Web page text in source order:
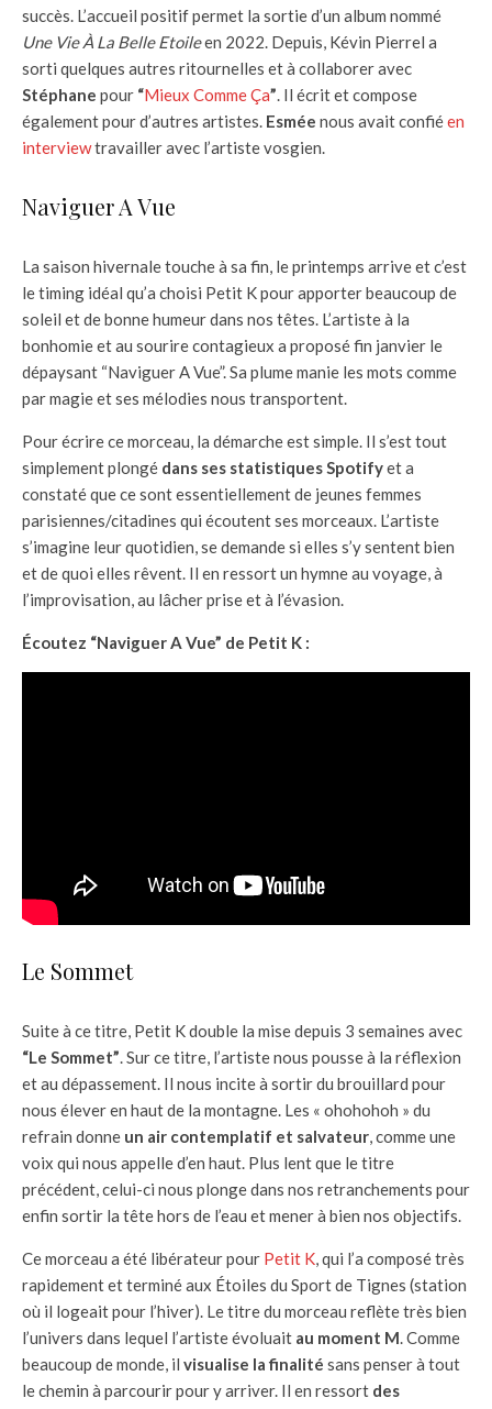
succès. L’accueil positif permet la sortie d’un album nommé
Une Vie À La Belle Etoileen 2022. Depuis, Kévin Pierrel a
sorti quelques autres ritournelles et à collaborer avec
Stéphane pour “Mieux Comme Ça”. Il écrit et compose
également pour d’autres artistes. Esmée nous avait confiéen
interviewtravailler avec l’artiste vosgien.
Naviguer A Vue
La saison hivernale touche à sa fin, le printemps arrive et c’est
le timing idéal qu’a choisi Petit K pour apporter beaucoup de
soleil et de bonne humeur dans nos têtes. L’artiste à la
bonhomie et au sourire contagieux a proposé fin janvier le
dépaysant “Naviguer A Vue”. Sa plume manie les mots comme
par magie et ses mélodies nous transportent.
Pour écrire ce morceau, la démarche est simple. Il s’est tout
simplement plongé dans ses statistiques Spotifyet a
constaté que ce sont essentiellement de jeunes femmes
parisiennes/citadines qui écoutent ses morceaux. L’artiste
s’imagine leur quotidien, se demande si elles s’y sentent bien
et de quoi elles rêvent. Il en ressort un hymne au voyage, à
l’improvisation, au lâcher prise et à l’évasion.
Écoutez “Naviguer A Vue” de Petit K :
Le Sommet
Suite à ce titre, Petit K double la mise depuis 3 semaines avec
“Le Sommet” . Sur ce titre, l’artiste nous pousse à la réflexion
et au dépassement. Il nous incite à sortir du brouillard pour
nous élever en haut de la montagne. Les « ohohohoh » du
refrain donne un air contemplatif et salvateur , comme une
voix qui nous appelle d’en haut. Plus lent que le titre
précédent, celui-ci nous plonge dans nos retranchements pour
enfin sortir la tête hors de l’eau et mener à bien nos objectifs.
Ce morceau a été libérateur pour Petit K , qui l’a composé très
rapidement et terminé aux Étoiles du Sport de Tignes (station
où il logeait pour l’hiver). Le titre du morceau reflète très bien
l’univers dans lequel l’artiste évoluait au moment M . Comme
beaucoup de monde, il visualise la finalité sans penser à tout
le chemin à parcourir pour y arriver. Il en ressort des